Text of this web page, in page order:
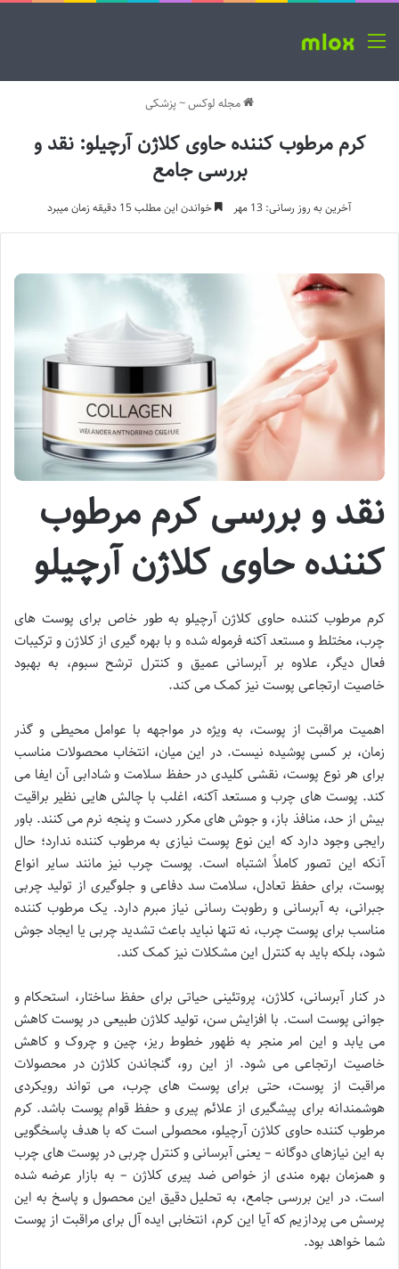
منو
مجله لوکس~پزشکی
کرم مرطوب کننده حاوی کلاژن آرچیلو: نقد و
بررسی جامع
آخرین به روز رسانی: 13 مهر خواندن این مطلب 15 دقیقه زمان میبرد
نقد و بررسی کرم مرطوب
کننده حاوی کلاژن آرچیلو
کرم مرطوب کننده حاوی کلاژن آرچیلو به طور خاص برای پوست های
چرب، مختلط و مستعد آکنه فرموله شده و با بهره گیری از کلاژن و ترکیبات
فعال دیگر، علاوه بر آبرسانی عمیق و کنترل ترشح سبوم، به بهبود
خاصیت ارتجاعی پوست نیز کمک می کند.
اهمیت مراقبت از پوست، به ویژه در مواجهه با عوامل محیطی و گذر
زمان، بر کسی پوشیده نیست. در این میان، انتخاب محصولات مناسب
برای هر نوع پوست، نقشی کلیدی در حفظ سلامت و شادابی آن ایفا می
کند. پوست های چرب و مستعد آکنه، اغلب با چالش هایی نظیر براقیت
بیش از حد، منافذ باز، و جوش های مکرر دست و پنجه نرم می کنند. باور
رایجی وجود دارد که این نوع پوست نیازی به مرطوب کننده ندارد؛ حال
آنکه این تصور کاملاً اشتباه است. پوست چرب نیز مانند سایر انواع
پوست، برای حفظ تعادل، سلامت سد دفاعی و جلوگیری از تولید چربی
جبرانی، به آبرسانی و رطوبت رسانی نیاز مبرم دارد. یک مرطوب کننده
مناسب برای پوست چرب، نه تنها نباید باعث تشدید چربی یا ایجاد جوش
شود، بلکه باید به کنترل این مشکلات نیز کمک کند.
در کنار آبرسانی، کلاژن، پروتئینی حیاتی برای حفظ ساختار، استحکام و
جوانی پوست است. با افزایش سن، تولید کلاژن طبیعی در پوست کاهش
می یابد و این امر منجر به ظهور خطوط ریز، چین و چروک و کاهش
خاصیت ارتجاعی می شود. از این رو، گنجاندن کلاژن در محصولات
مراقبت از پوست، حتی برای پوست های چرب، می تواند رویکردی
هوشمندانه برای پیشگیری از علائم پیری و حفظ قوام پوست باشد. کرم
مرطوب کننده حاوی کلاژن آرچیلو، محصولی است که با هدف پاسخگویی
به این نیازهای دوگانه – یعنی آبرسانی و کنترل چربی در پوست های چرب
و همزمان بهره مندی از خواص ضد پیری کلاژن – به بازار عرضه شده
است. در این بررسی جامع، به تحلیل دقیق این محصول و پاسخ به این
پرسش می پردازیم که آیا این کرم، انتخابی ایده آل برای مراقبت از پوست
شما خواهد بود.